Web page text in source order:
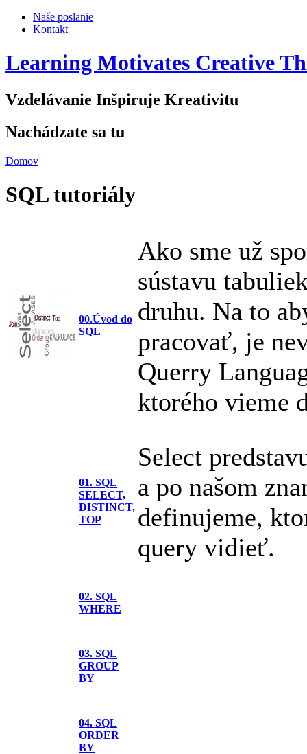
Naše poslanie
Kontakt
Learning Motivates Creative
Vzdelávanie Inšpiruje Kreativitu
Nachádzate sa tu
Domov
SQL tutoriály
00.Úvod do
SQL
Ako sme už
sústavu
druhu. Na to
pracovať, je
Querry
ktorého vieme
01. SQL
SELECT,
DISTINCT,
TOP
Select
a po našom
definujeme,
query vidieť.
02. SQL
WHERE
03. SQL
GROUP
BY
04. SQL
ORDER
BY